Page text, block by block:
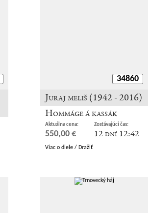
34860
Juraj meliš (1942 - 2016)
Hommáge á kassák
Aktuálna cena:
550,00 €
Zostávajúci čas:
12 dní 12:42
Viac o diele / Dražiť